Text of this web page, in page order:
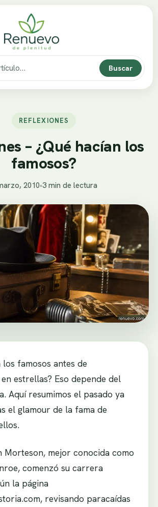
Buscar
REFLEXIONES
– ¿Qué hacían los
famosos?
2010•3 min de lectura
los famosos antes de
estrellas? Eso depende del
Aquí resumimos el pasado ya
el glamour de la fama de
Morteson, mejor conocida como
comenzó su carrera
la página
revisando paracaídas